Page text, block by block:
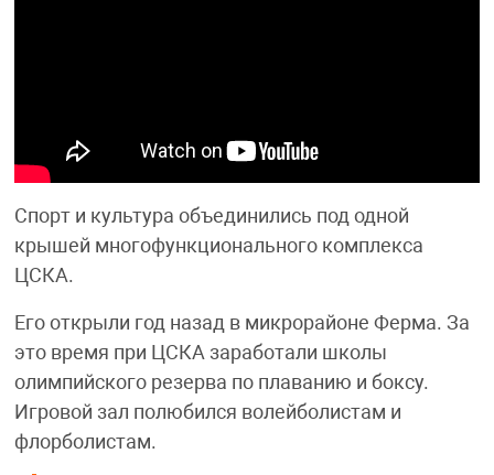
Спорт и культура объединились под одной
крышей многофункционального комплекса
ЦСКА.
Его открыли год назад в микрорайоне Ферма. За
это время при ЦСКА заработали школы
олимпийского резерва по плаванию и боксу.
Игровой зал полюбился волейболистам и
флорболистам.